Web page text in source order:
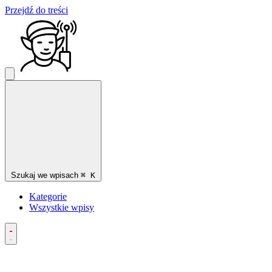
Przejdź do treści
Szukaj we wpisach ⌘ K
Kategorie
Wszystkie wpisy